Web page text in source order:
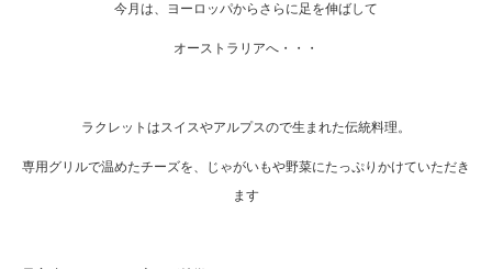
今月は、ヨーロッパからさらに足を伸ばして
オーストラリアへ・・・
ラクレットはスイスやアルプスので生まれた伝統料理。
専用グリルで温めたチーズを、じゃがいもや野菜にたっぷりかけていただき
ます